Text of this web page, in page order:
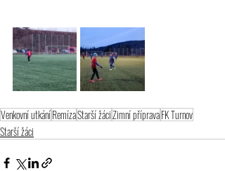
Venkovní utkáníRemízaStarší žáciZimní přípravaFK Turnov
Starší žáci